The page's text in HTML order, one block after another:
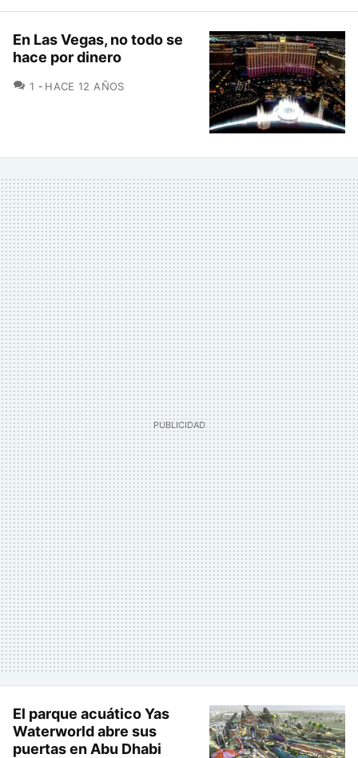
En Las Vegas, no todo se
hace por dinero
1 COMENTARIOS
HACE 12 AÑOS
El parque acuático Yas
Waterworld abre sus
puertas en Abu Dhabi